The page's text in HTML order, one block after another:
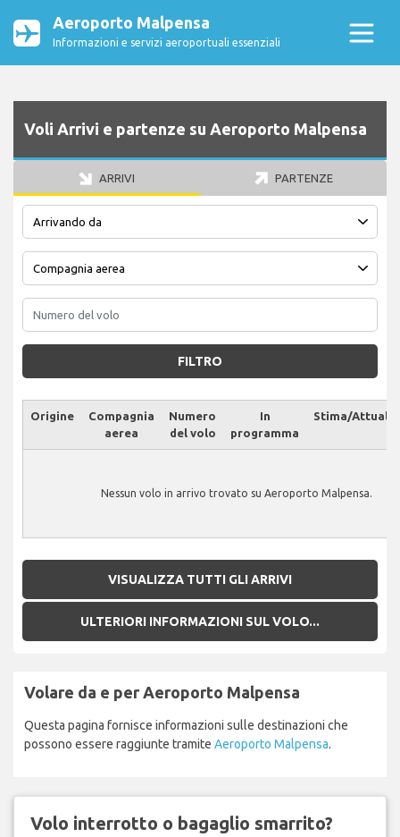
Aeroporto Malpensa
Informazioni e servizi aeroportuali essenziali
Voli Arrivi e partenze su Aeroporto Malpensa
ARRIVI PARTENZE
FILTRO
Origine
Compagnia
aerea
Numero
del volo
In
programma
Stima/Attuale
Nessun volo in arrivo trovato su Aeroporto Malpensa.
VISUALIZZA TUTTI GLI ARRIVI
ULTERIORI INFORMAZIONI SUL VOLO...
Volare da e per Aeroporto Malpensa
Questa pagina fornisce informazioni sulle destinazioni che
possono essere raggiunte tramite Aeroporto Malpensa.
Volo interrotto o bagaglio smarrito?